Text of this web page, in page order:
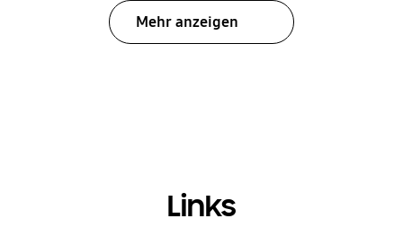
Mehr anzeigen
Links